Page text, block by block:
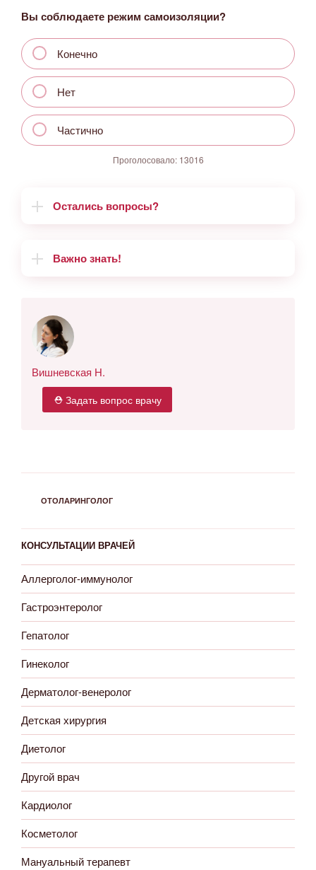
Вы соблюдаете режим самоизоляции?
Конечно
Нет
Частично
Проголосовало: 13016
Остались вопросы?
Важно знать!
Вишневская Н.
⛑ Задать вопрос врачу
РУБРИКИ
ОТОЛАРИНГОЛОГ
КОНСУЛЬТАЦИИ ВРАЧЕЙ
Аллерголог-иммунолог
Гастроэнтеролог
Гепатолог
Гинеколог
Дерматолог-венеролог
Детская хирургия
Диетолог
Другой врач
Кардиолог
Косметолог
Мануальный терапевт